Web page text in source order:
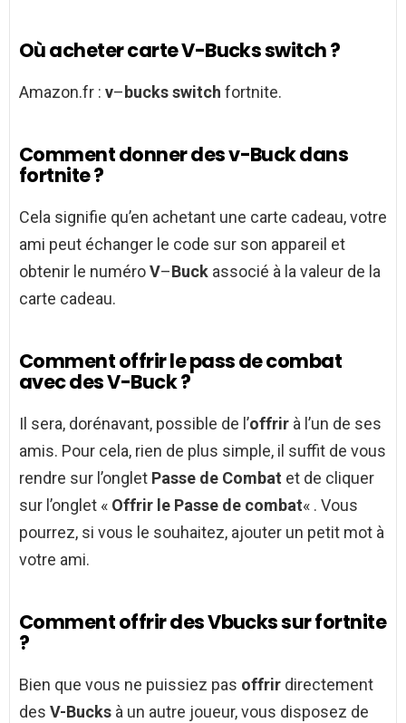
Où acheter carte V-Bucks switch ?
Amazon.fr : v– bucks switch fortnite.
Comment donner des v-Buck dans
fortnite ?
Cela signifie qu’en achetant une carte cadeau, votre
ami peut échanger le code sur son appareil et
obtenir le numéroV–Buck associé à la valeur de la
carte cadeau.
Comment offrir le pass de combat
avec des V-Buck ?
Il sera, dorénavant, possible de l’offrir à l’un de ses
amis. Pour cela, rien de plus simple, il suffit de vous
rendre sur l’onglet Passe de Combat et de cliquer
sur l’onglet « Offrir le Passe de combat« . Vous
pourrez, si vous le souhaitez, ajouter un petit mot à
votre ami.
Comment offrir des Vbucks sur fortnite
?
Bien que vous ne puissiez pas offrir directement
des V-Bucks à un autre joueur, vous disposez de